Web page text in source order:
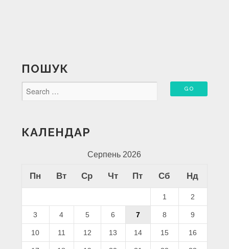
ПОШУК
КАЛЕНДАР
Серпень 2026
Пн Вт Ср Чт Пт Сб Нд
1 2
3 4 5 6 7 8 9
10 11 12 13 14 15 16